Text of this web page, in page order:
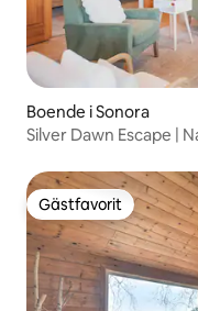
Boende i Sonora
Silver Dawn Escape |
Gästfavorit
Gästfavorit